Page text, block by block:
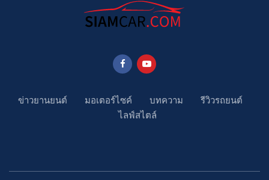
ข่าวยานยนต์ มอเตอร์ไซค์ บทความ
รีวิวรถยนต์
ไลฟ์สไตล์